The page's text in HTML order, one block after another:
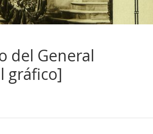
del General
gráfico]